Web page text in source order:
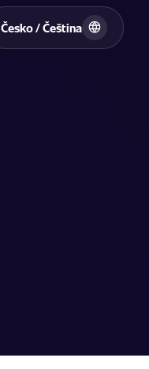
Česko / Čeština